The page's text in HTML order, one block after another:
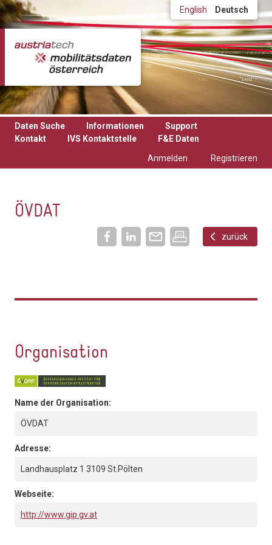
Direkt zum Inhalt English Deutsch
Daten Suche Informationen
Support
Kontakt
IVS Kontaktstelle
F&E Daten
Anmelden
Registrieren
ÖVDAT
zurück
Organisation
Name der Organisation:
ÖVDAT
Adresse:
Landhausplatz 1 3109 St.Pölten
Webseite:
http://www.gip.gv.at